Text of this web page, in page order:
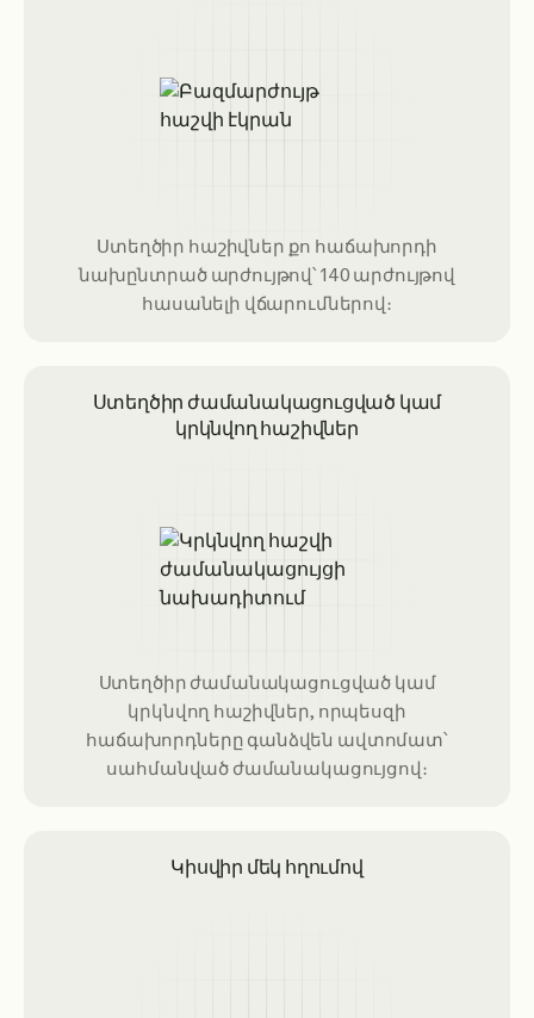
Ստեղծիր հաշիվներ քո հաճախորդի
նախընտրած արժույթով՝ 140 արժույթով
հասանելի վճարումներով։
Ստեղծիր ժամանակացուցված կամ
կրկնվող հաշիվներ
Ստեղծիր ժամանակացուցված կամ
կրկնվող հաշիվներ, որպեսզի
հաճախորդները գանձվեն ավտոմատ՝
սահմանված ժամանակացույցով։
Կիսվիր մեկ հղումով